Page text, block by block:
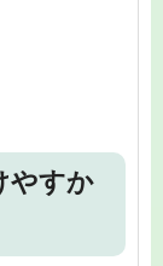
やすか